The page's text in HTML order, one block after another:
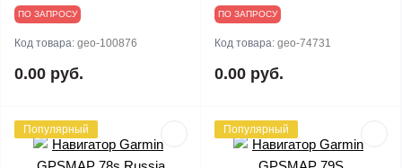
ПО ЗАПРОСУ
Код товара: geo-100876
0.00 руб.
ПО ЗАПРОСУ
Код товара: geo-74731
0.00 руб.
Популярный Популярный